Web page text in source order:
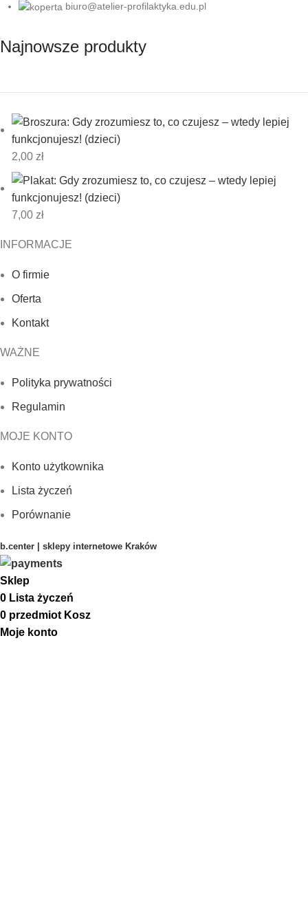
biuro@atelier-profilaktyka.edu.pl
Najnowsze produkty
2,00 zł
7,00 zł
INFORMACJE
O firmie
Oferta
Kontakt
WAŻNE
Polityka prywatności
Regulamin
MOJE KONTO
Konto użytkownika
Lista życzeń
Porównanie
b.center | sklepy internetowe Kraków
Sklep
0 Lista życzeń
0 przedmiot Kosz
Moje konto